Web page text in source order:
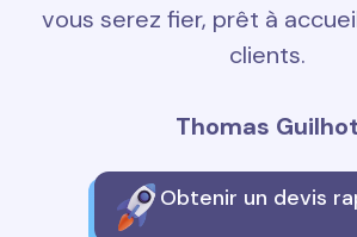
vous serez fier, prêt à
clients.
Thomas Guilhot
Obtenir un devis